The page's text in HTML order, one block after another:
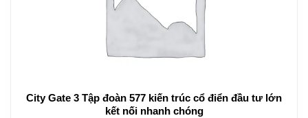
City Gate 3 Tập đoàn 577 kiến trúc cổ điển đầu tư lớn
kết nối nhanh chóng